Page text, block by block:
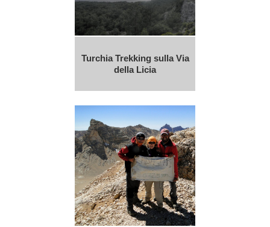
Turchia Trekking sulla Via
della Licia